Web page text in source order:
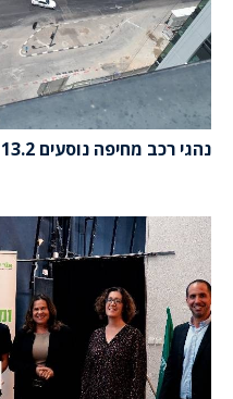
נהגי רכב מחיפה נוסעים 13.2 אלף קילומטר בממוצע